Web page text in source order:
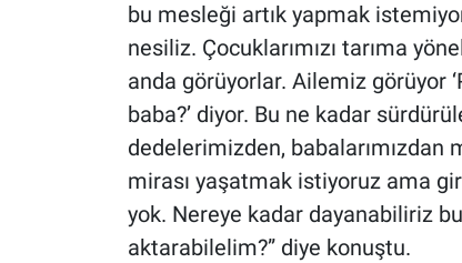
bu mesleği artık yapmak
nesiliz. Çocuklarımızı tarıma
anda görüyorlar. Ailemiz görüyor
baba?’ diyor. Bu ne kadar
dedelerimizden, babalarımızdan
mirası yaşatmak istiyoruz ama
yok. Nereye kadar dayanabiliriz
aktarabilelim?” diye konuştu.